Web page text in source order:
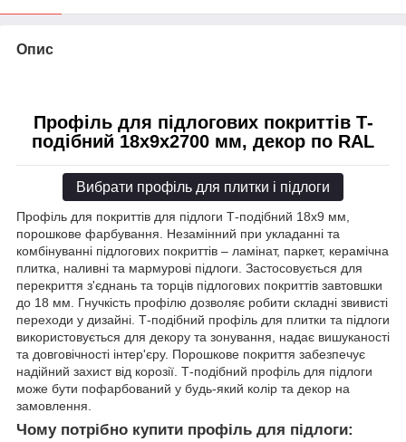
Опис
Профіль для підлогових покриттів Т-
подібний 18х9х2700 мм, декор по RAL
Вибрати профіль для плитки і підлоги
Профіль для покриттів для підлоги Т-подібний 18х9 мм,
порошкове фарбування. Незамінний при укладанні та
комбінуванні підлогових покриттів – ламінат, паркет, керамічна
плитка, наливні та мармурові підлоги. Застосовується для
перекриття з'єднань та торців підлогових покриттів завтовшки
до 18 мм. Гнучкість профілю дозволяє робити складні звивисті
переходи у дизайні. Т-подібний профіль для плитки та підлоги
використовується для декору та зонування, надає вишуканості
та довговічності інтер'єру. Порошкове покриття забезпечує
надійний захист від корозії. Т-подібний профіль для підлоги
може бути пофарбований у будь-який колір та декор на
замовлення.
Чому потрібно купити профіль для підлоги: